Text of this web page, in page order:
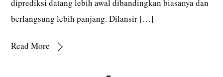
diprediksi datang lebih awal dibandingkan biasanya dan
berlangsung lebih panjang. Dilansir […]
Read More